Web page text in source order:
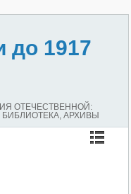
до 1917
ОТЕЧЕСТВЕННОЙ:
АРХИВЫ